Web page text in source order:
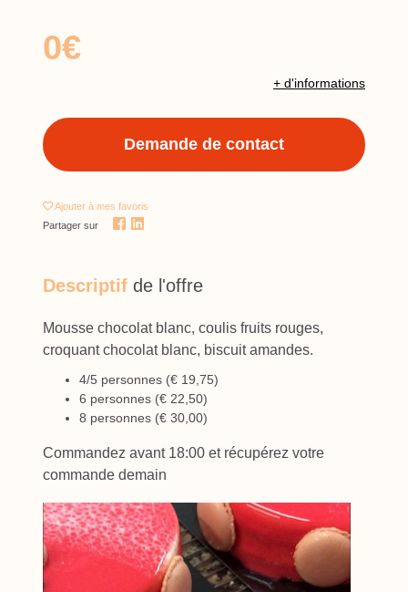
0€
+ d'informations
Demande de contact
Ajouter à mes favoris
Partager sur
Descriptif de l'offre
Mousse chocolat blanc, coulis fruits rouges,
croquant chocolat blanc, biscuit amandes.
4/5 personnes (€ 19,75)
6 personnes (€ 22,50)
8 personnes (€ 30,00)
Commandez avant 18:00 et récupérez votre
commande demain